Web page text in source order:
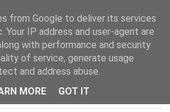
☰ Menu
from Google to deliver its services
Your IP address and user-agent are
with performance and security
of service, generate usage
and address abuse.
MORE
GOT IT